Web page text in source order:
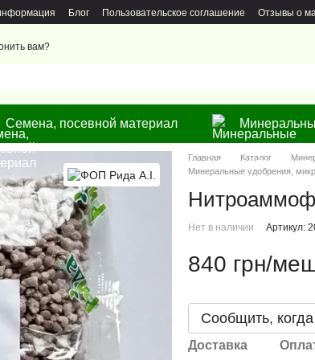
Блог Пользовательское соглашение Отзывы о
вам?
Семена, посевной материал
Главная Каталог
Минеральные удобрения,
Нет в наличии Артикул:
840 грн/
Сообщить,
Доставка